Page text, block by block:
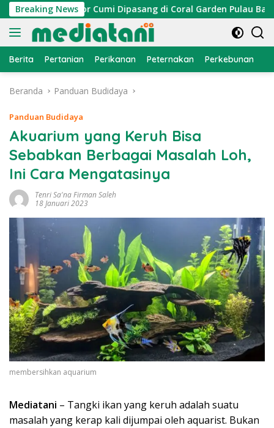
Langsung
ke
konten
Breaking News
Atraktor Cumi Dipasang di Coral Garden Pulau Barrang
Berita Pertanian Perikanan Peternakan Perkebunan
Beranda Panduan Budidaya
Panduan Budidaya
Akuarium yang Keruh Bisa
Sebabkan Berbagai Masalah Loh,
Ini Cara Mengatasinya
Tenri Sa'na Firman Saleh
18 Januari 2023
membersihkan aquarium
Mediatani – Tangki ikan yang keruh adalah suatu
masalah yang kerap kali dijumpai oleh aquarist. Bukan